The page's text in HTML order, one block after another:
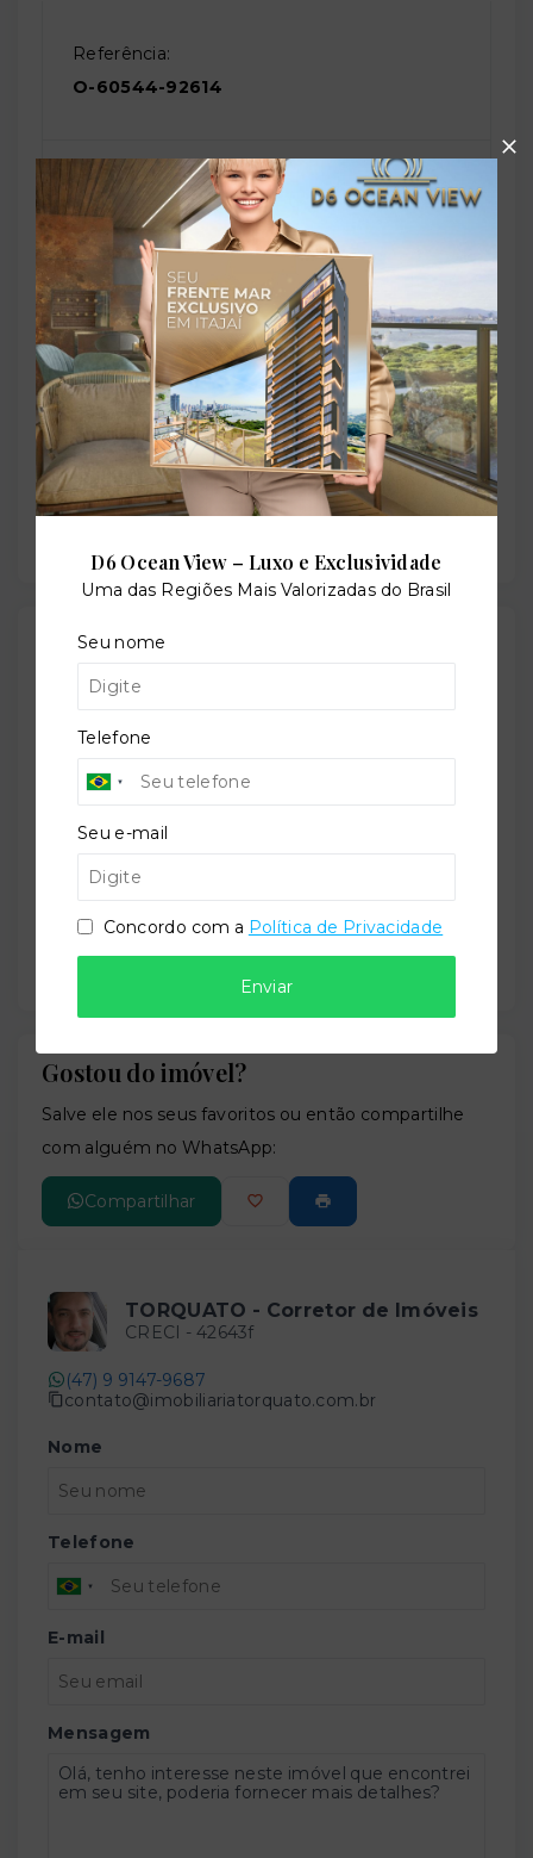
Referência:
O-60544-92614
Perfil:
Residencial
Situação:
Em construção
Previsão de entrega:
30/12/2027
Localização
Avenida Pombal, 1457 - Manaíra - João Pessoa/PB
−
Gostou do imóvel?
Salve ele nos seus favoritos ou então compartilhe
com alguém no WhatsApp:
Compartilhar
TORQUATO - Corretor de Imóveis
CRECI - 42643f
(47) 9 9147-9687
contato@imobiliariatorquato.com.br
Nome
Telefone
E-mail
Mensagem
D6 Ocean View – Luxo e Exclusividade
Uma das Regiões Mais Valorizadas do Brasil
Seu nome
Telefone
Seu e-mail
Concordo com a Política de Privacidade
Enviar